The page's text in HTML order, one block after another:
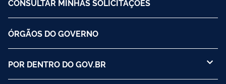
CONSULTAR MINHAS SOLICITAÇÕES
ÓRGÃOS DO GOVERNO
POR DENTRO DO GOV.BR